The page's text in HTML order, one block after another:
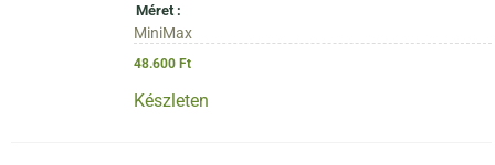
Méret
MiniMax
48.600 Ft
Készleten